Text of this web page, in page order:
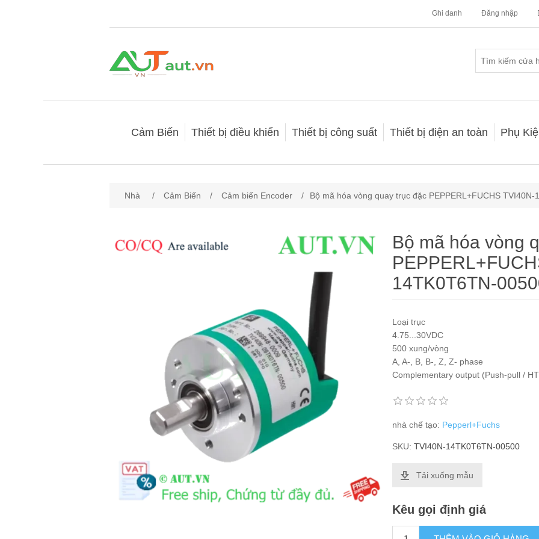
Ghi danh Đăng nhập
Cảm Biến Thiết bị điều khiển Thiết bị công suất Thiết bị điện an toàn Phụ
Nhà / Cảm Biến / Cảm biến Encoder / Bộ mã hóa vòng quay trục đặc PEPPERL+FUCHS
Bộ mã hóa vòng
14TK0T6TN-
Loại trục
4.75...30VDC
500 xung/vòng
A, A-, B, B-, Z, Z- phase
Complementary output (Push-pull /
nhà chế tạo: Pepperl+Fuchs
SKU: TVI40N-14TK0T6TN-00500
Tải xuống mẫu
Kêu gọi định giá